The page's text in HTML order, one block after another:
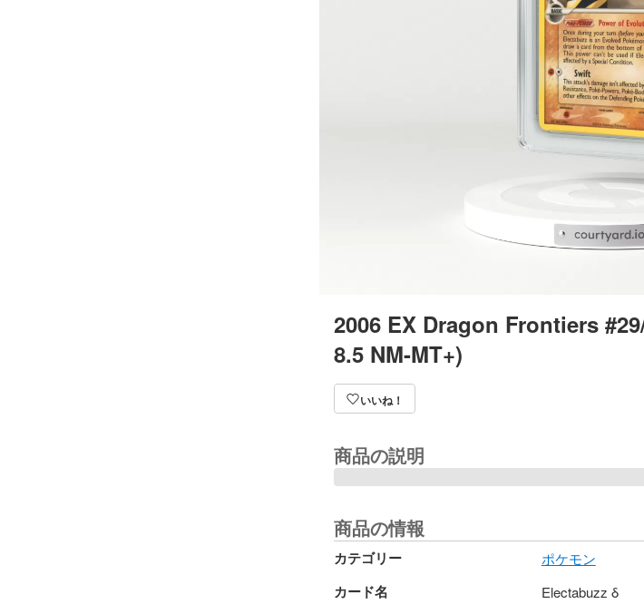
2006 EX Dragon Frontiers
8.5 NM-MT+)
いいね！
商品の説明
商品の情報
カテゴリー ポケモン
カード名 Electabuzz δ